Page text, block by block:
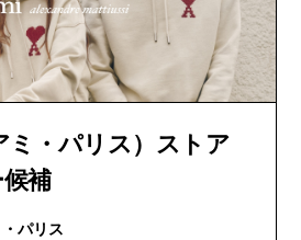
ミ・パリス）ストア
補
| アミ・パリス